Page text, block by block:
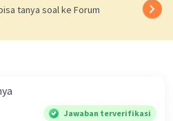
tanya soal ke Forum
Jawaban terverifikasi